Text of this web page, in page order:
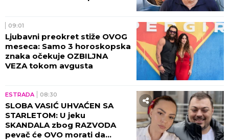
oglasila nakon što su
PROCURILE STRAVIČNE
PRETNJE Ane Nikolić, otkrila
šta se zaista desilo!
ESTRADA 13:09
supruzi Slobe Radanovića
UBISTVOM - Došli smo u
posed STRAVIČNIH SNIMAKA!
(VIDEO)
ESTRADA 12:30